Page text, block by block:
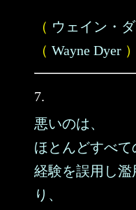
（ ウェイン・
（ Wayne Dyer ）
7.
悪いのは、
ほとんどすべて
経験を誤用し
り、